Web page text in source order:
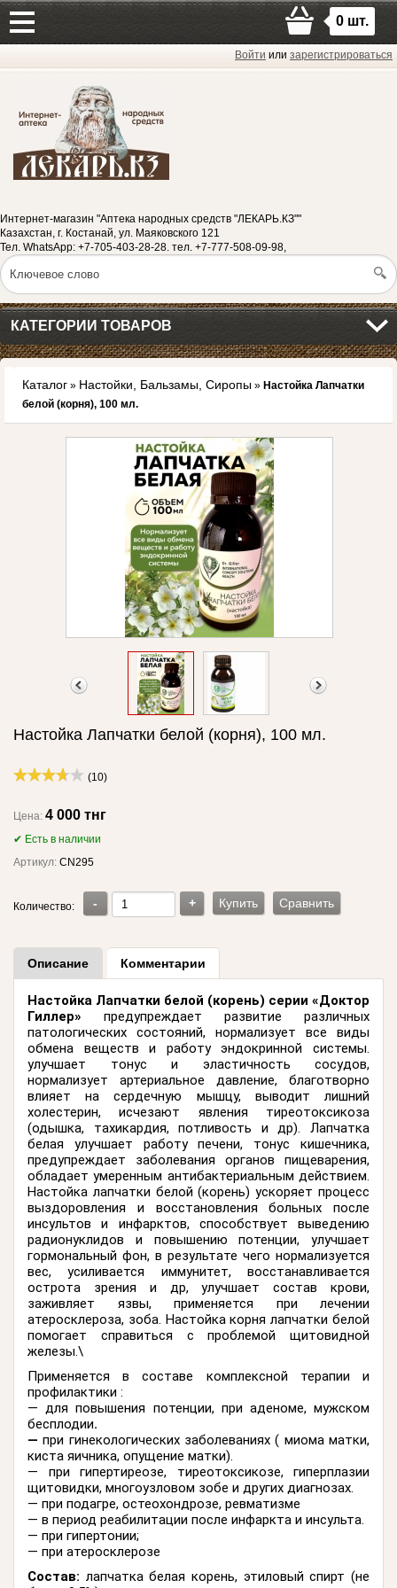
Войти или зарегистрироваться
Интернет-магазин "Аптека народных средств "ЛЕКАРЬ.КЗ""
Казахстан, г. Костанай, ул. Маяковского 121
Тел. WhatsApp: +7-705-403-28-28. тел. +7-777-508-09-98,
0 шт.
КАТЕГОРИИ ТОВАРОВ
Каталог » Настойки, Бальзамы, Сиропы » Настойка Лапчатки
белой (корня), 100 мл.
Настойка Лапчатки белой (корня), 100 мл.
(10)
Цена: 4 000 тнг
✔ Есть в наличии
Артикул: CN295
Количество: +
- Купить Сравнить
Описание Комментарии
Настойка Лапчатки белой (корень) серии «Доктор
Гиллер» предупреждает развитие различных
патологических состояний, нормализует все виды
обмена веществ и работу эндокринной системы.
улучшает тонус и эластичность сосудов,
нормализует артериальное давление, благотворно
влияет на сердечную мышцу, выводит лишний
холестерин, исчезают явления тиреотоксикоза
(одышка, тахикардия, потливость и др). Лапчатка
белая улучшает работу печени, тонус кишечника,
предупреждает заболевания органов пищеварения,
обладает умеренным антибактериальным действием.
Настойка лапчатки белой (корень) ускоряет процесс
выздоровления и восстановления больных после
инсультов и инфарктов, способствует выведению
радионуклидов и повышению потенции, улучшает
гормональный фон, в результате чего нормализуется
вес, усиливается иммунитет, восстанавливается
острота зрения и др, улучшает состав крови,
заживляет язвы, применяется при лечении
атеросклероза, зоба. Настойка корня лапчатки белой
помогает справиться с проблемой щитовидной
железы.\
Применяется в составе комплексной терапии и
профилактики :
—для повышения потенции, при аденоме, мужском
бесплодии.
— при гинекологических заболеваниях ( миома матки,
киста яичника, опущение матки).
— при гипертиреозе, тиреотоксикозе, гиперплазии
щитовидки, многоузловом зобе и других диагнозах.
— при подагре, остеохондрозе, ревматизме
— в период реабилитации после инфаркта и инсульта.
— при гипертонии;
— при атеросклерозе
Состав: лапчатка белая корень, этиловый спирт (не